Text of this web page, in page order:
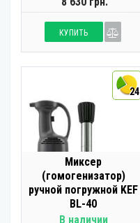
КУПИТЬ
24
Миксер
(гомогенизатор)
ручной погружной KEF
BL-40
В наличии